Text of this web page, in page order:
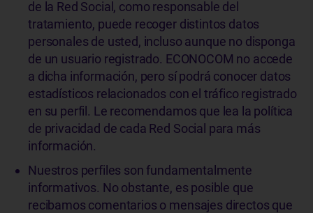
de la Red Social, como responsable del
tratamiento, puede recoger distintos datos
personales de usted, incluso aunque no disponga
de un usuario registrado. ECONOCOM no accede
a dicha información, pero sí podrá conocer datos
estadísticos relacionados con el tráfico registrado
en su perfil. Le recomendamos que lea la política
de privacidad de cada Red Social para más
información.
Nuestros perfiles son fundamentalmente
informativos. No obstante, es posible que
recibamos comentarios o mensajes directos que